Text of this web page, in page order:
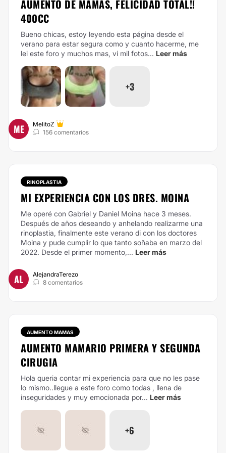
AUMENTO DE MAMAS, FELICIDAD TOTAL!!
400CC
Bueno chicas, estoy leyendo esta página desde el
verano para estar segura como y cuanto hacerme, me
lei este foro y muchos mas, vi mil fotos... Leer más
+3
ME
MelitoZ
156 comentarios
RINOPLASTIA
MI EXPERIENCIA CON LOS DRES. MOINA
Me operé con Gabriel y Daniel Moina hace 3 meses.
Después de años deseando y anhelando realizarme una
rinoplastia, finalmente este verano di con los doctores
Moina y pude cumplir lo que tanto soñaba en marzo del
2022. Desde el primer momento,... Leer más
AL
AlejandraTerezo
8 comentarios
AUMENTO MAMAS
AUMENTO MAMARIO PRIMERA Y SEGUNDA
CIRUGIA
Hola queria contar mi experiencia para que no les pase
lo mismo..llegue a este foro como todas , llena de
inseguridades y muy emocionada por... Leer más
+6